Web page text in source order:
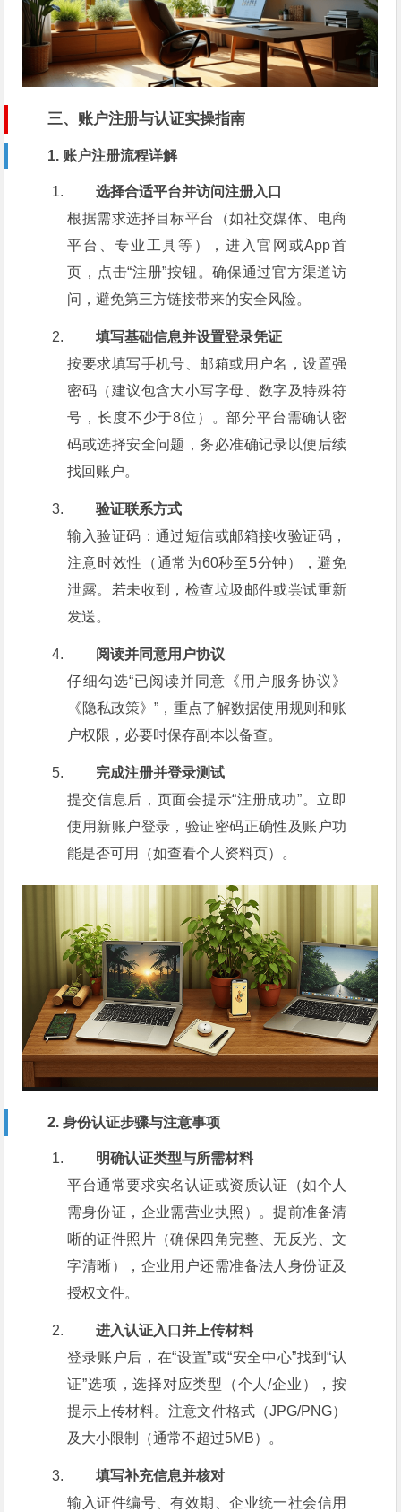
三、账户注册与认证实操指南
1. 账户注册流程详解
选择合适平台并访问注册入口
根据需求选择目标平台（如社交媒体、电商
平台、专业工具等），进入官网或App首
页，点击“注册”按钮。确保通过官方渠道访
问，避免第三方链接带来的安全风险。
填写基础信息并设置登录凭证
按要求填写手机号、邮箱或用户名，设置强
密码（建议包含大小写字母、数字及特殊符
号，长度不少于8位）。部分平台需确认密
码或选择安全问题，务必准确记录以便后续
找回账户。
验证联系方式
输入验证码：通过短信或邮箱接收验证码，
注意时效性（通常为60秒至5分钟），避免
泄露。若未收到，检查垃圾邮件或尝试重新
发送。
阅读并同意用户协议
仔细勾选“已阅读并同意《用户服务协议》
《隐私政策》”，重点了解数据使用规则和账
户权限，必要时保存副本以备查。
完成注册并登录测试
提交信息后，页面会提示“注册成功”。立即
使用新账户登录，验证密码正确性及账户功
能是否可用（如查看个人资料页）。
2. 身份认证步骤与注意事项
明确认证类型与所需材料
平台通常要求实名认证或资质认证（如个人
需身份证，企业需营业执照）。提前准备清
晰的证件照片（确保四角完整、无反光、文
字清晰），企业用户还需准备法人身份证及
授权文件。
进入认证入口并上传材料
登录账户后，在“设置”或“安全中心”找到“认
证”选项，选择对应类型（个人/企业），按
提示上传材料。注意文件格式（JPG/PNG）
及大小限制（通常不超过5MB）。
填写补充信息并核对
输入证件编号、有效期、企业统一社会信用